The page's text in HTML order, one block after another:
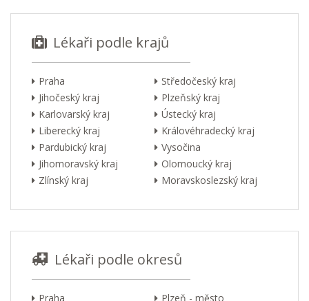
Lékaři podle krajů
Praha
Středočeský kraj
Jihočeský kraj
Plzeňský kraj
Karlovarský kraj
Ústecký kraj
Liberecký kraj
Královéhradecký kraj
Pardubický kraj
Vysočina
Jihomoravský kraj
Olomoucký kraj
Zlínský kraj
Moravskoslezský kraj
Lékaři podle okresů
Praha
Plzeň - město